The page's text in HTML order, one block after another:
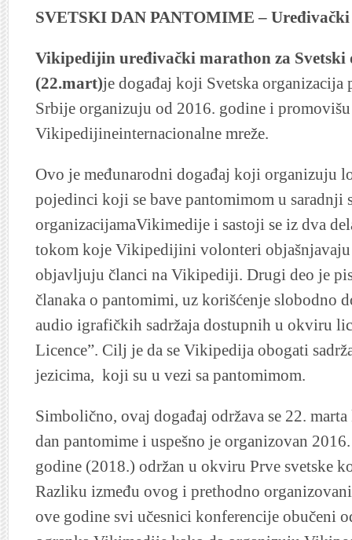
SVETSKI DAN PANTOMIME –
Vikipedijin uređivački marathon za Svetski
(22.mart)je događaj koji Svetska
Srbije organizuju od 2016. godine i
Vikipedijineinternacionalne mreže.
Ovo je međunarodni događaj koji organizuju
pojedinci koji se bave pantomimom u saradnji
organizacijamaVikimedije i sastoji se iz dva
tokom koje Vikipedijini volonteri objašnjavaju
objavljuju članci na Vikipediji. Drugi deo je
članaka o pantomimi, uz korišćenje slobodno
audio igrafičkih sadržaja dostupnih u okviru
Licence”. Cilj je da se Vikipedija obogati
jezicima, koji su u vezi sa pantomimom.
Simbolično, ovaj događaj održava se 22. marta
dan pantomime i uspešno je organizovan
godine (2018.) održan u okviru Prve svetske
Razliku između ovog i prethodno
ove godine svi učesnici konferencije obučeni